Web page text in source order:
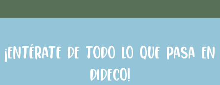
¡Entérate de todo lo que pasa en
Dideco!